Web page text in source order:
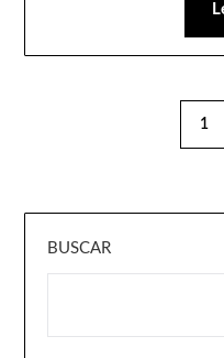
1
BUSCAR